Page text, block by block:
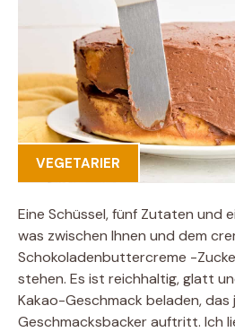
VEGETARIER
Eine Schüssel, fünf Zutaten und
was zwischen Ihnen und dem
Schokoladenbuttercreme -
stehen. Es ist reichhaltig, glatt
Kakao-Geschmack beladen,
Geschmacksbacker auftritt. Ich